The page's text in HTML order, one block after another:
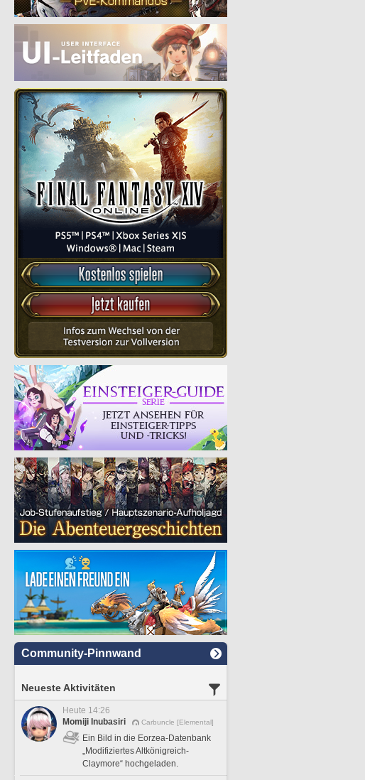
Community-Pinnwand
Neueste Aktivitäten
Heute 14:26
Momiji Inubasiri
Carbuncle [Elemental]
Ein Bild in die Eorzea-Datenbank
„Modifiziertes Altkönigreich-
Claymore“ hochgeladen.